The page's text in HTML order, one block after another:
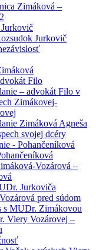
Zimáková –
Jurkovič
Filo
– advokát Filo v
Zimákovej-
Zimáková Agneša
svojej dcéry
- Pohančeníková
Vozárová –
Jurkoviča
pred súdom
s MUDr. Zimákovou
Viery Vozárovej –